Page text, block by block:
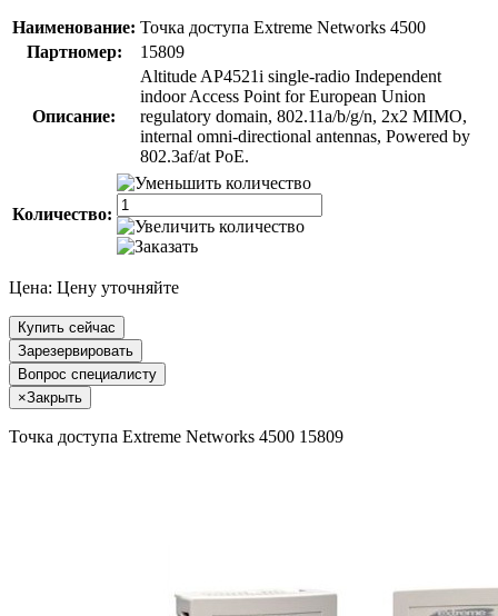
Наименование: Точка доступа Extreme Networks 4500
Партномер:
15809
Описание:
Altitude AP4521i single-radio Independent
indoor Access Point for European Union
regulatory domain, 802.11a/b/g/n, 2x2 MIMO,
internal omni-directional antennas, Powered by
802.3af/at PoE.
Количество:
Цена: Цену уточняйте
Купить сейчас
Зарезервировать
Вопрос специалисту
×Закрыть
Точка доступа Extreme Networks 4500 15809